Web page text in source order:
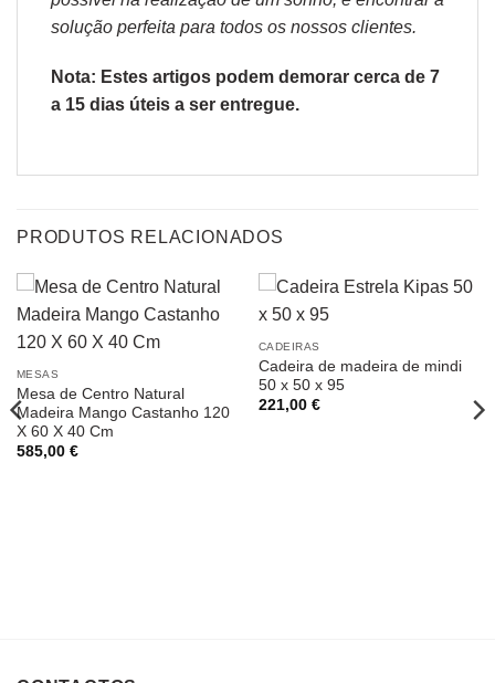
solução perfeita para todos os nossos clientes.
Nota: Estes artigos podem demorar cerca de 7
a 15 dias úteis a ser entregue.
PRODUTOS RELACIONADOS
MESAS
Mesa de Centro Natural
Madeira Mango Castanho 120
X 60 X 40 Cm
585,00 €
CADEIRAS
Cadeira de madeira de mindi
50 x 50 x 95
221,00 €